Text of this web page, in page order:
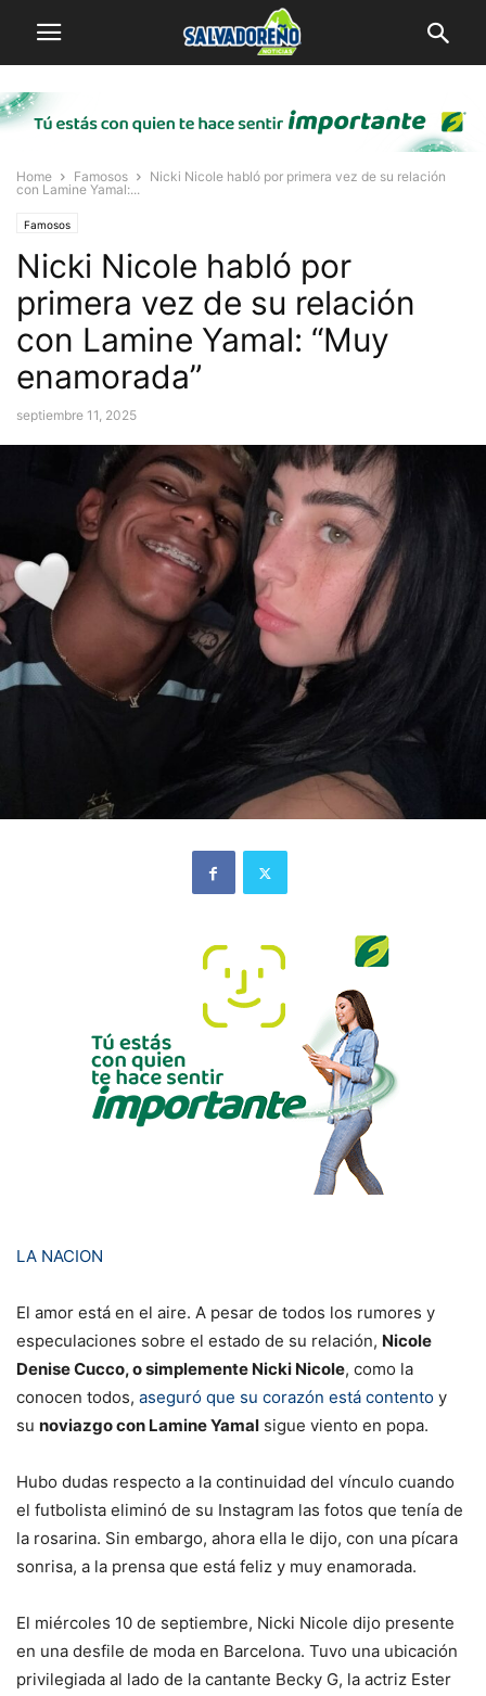
Home Famosos
Nicki Nicole habló por primera vez de su relación
con Lamine Yamal:...
Famosos
Nicki Nicole habló por
primera vez de su relación
con Lamine Yamal: “Muy
enamorada”
septiembre 11, 2025
LA NACION
El amor está en el aire. A pesar de todos los rumores y
especulaciones sobre el estado de su relación, Nicole
Denise Cucco, o simplemente Nicki Nicole, como la
conocen todos, aseguró que su corazón está contento y
su noviazgo con Lamine Yamal sigue viento en popa.
Hubo dudas respecto a la continuidad del vínculo cuando
el futbolista eliminó de su Instagram las fotos que tenía de
la rosarina. Sin embargo, ahora ella le dijo, con una pícara
sonrisa, a la prensa que está feliz y muy enamorada.
El miércoles 10 de septiembre, Nicki Nicole dijo presente
en una desfile de moda en Barcelona. Tuvo una ubicación
privilegiada al lado de la cantante Becky G, la actriz Ester